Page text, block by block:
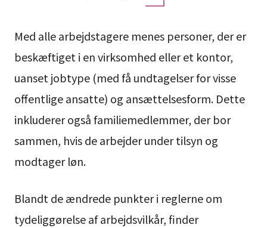
Med alle arbejdstagere menes personer, der er
beskæftiget i en virksomhed eller et kontor,
uanset jobtype (med få undtagelser for visse
offentlige ansatte) og ansættelsesform. Dette
inkluderer også familiemedlemmer, der bor
sammen, hvis de arbejder under tilsyn og
modtager løn.
Blandt de ændrede punkter i reglerne om
tydeliggørelse af arbejdsvilkår, finder